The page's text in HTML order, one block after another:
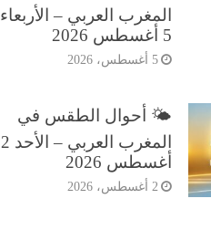
المغرب العربي – الأربعاء
5 أغسطس 2026
5 أغسطس، 2026
🌤️ أحوال الطقس في
المغرب العربي – الأحد 2
أغسطس 2026
2 أغسطس، 2026